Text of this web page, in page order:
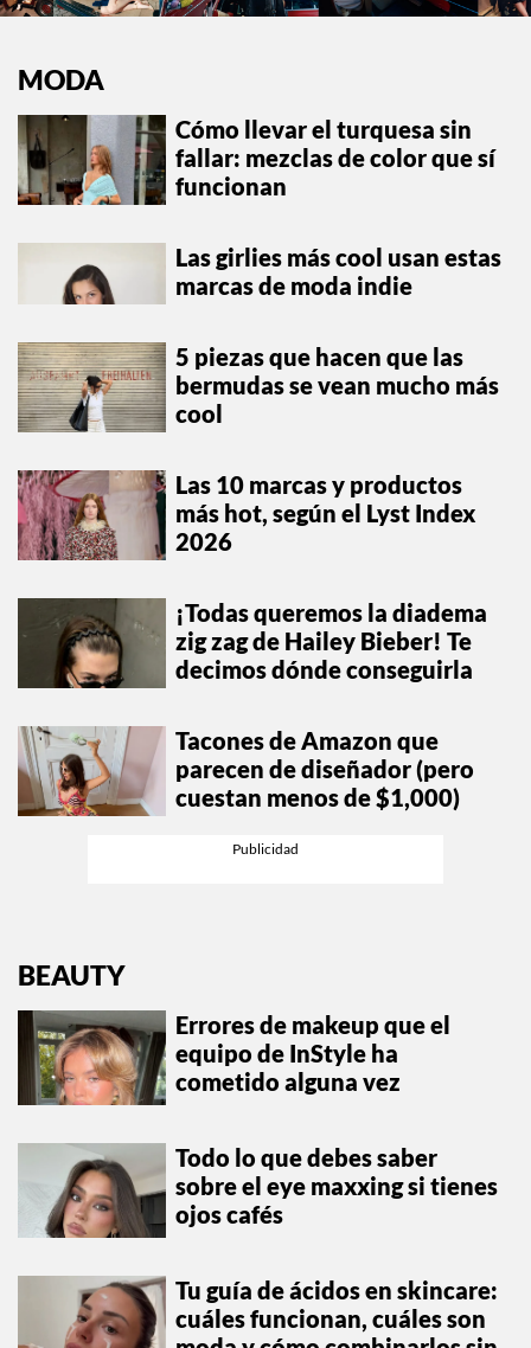
MODA
Cómo llevar el turquesa sin
fallar: mezclas de color que sí
funcionan
Las girlies más cool usan estas
marcas de moda indie
5 piezas que hacen que las
bermudas se vean mucho más
cool
Las 10 marcas y productos
más hot, según el Lyst Index
2026
¡Todas queremos la diadema
zig zag de Hailey Bieber! Te
decimos dónde conseguirla
Tacones de Amazon que
parecen de diseñador (pero
cuestan menos de $1,000)
BEAUTY
Errores de makeup que el
equipo de InStyle ha
cometido alguna vez
Todo lo que debes saber
sobre el eye maxxing si tienes
ojos cafés
Tu guía de ácidos en skincare:
cuáles funcionan, cuáles son